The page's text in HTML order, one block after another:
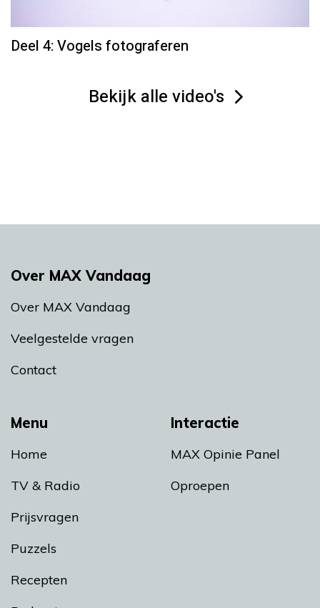
Deel 4: Vogels fotograferen
Bekijk alle video's
Menu
Home
TV & Radio
Prijsvragen
Puzzels
Recepten
Interactie
MAX Opinie Panel
Oproepen
Over MAX Vandaag
Over MAX Vandaag
Veelgestelde vragen
Contact